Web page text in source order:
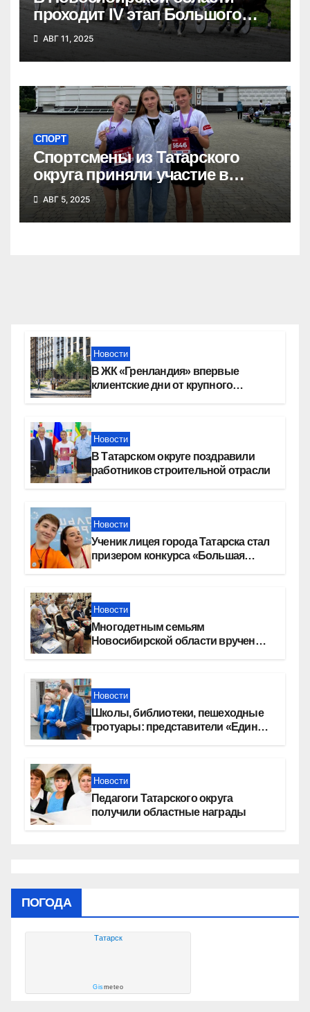
проходит IV этап Большого
Сибирского круга
АВГ 11, 2025
СПОРТ
Спортсмены из Татарского
округа приняли участие в
Сибирском марафоне
АВГ 5, 2025
Новости
В ЖК «Гренландия» впервые
клиентские дни от крупного
Новости
В Татарском округе поздравили
работников строительной отрасли
Новости
Ученик лицея города Татарска стал
призером конкурса «Большая
Новости
Многодетным семьям
Новосибирской области вручены
Новости
Школы, библиотеки, пешеходные
тротуары: представители «Единой
Новости
Педагоги Татарского округа
получили областные награды
ПОГОДА
Татарск
Gismeteo